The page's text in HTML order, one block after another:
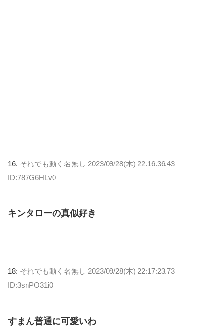
16: それでも動く名無し 2023/09/28(木) 22:16:36.43
ID:787G6HLv0
キンタローの真似好き
18: それでも動く名無し 2023/09/28(木) 22:17:23.73
ID:3snPO31i0
すまん普通に可愛いわ